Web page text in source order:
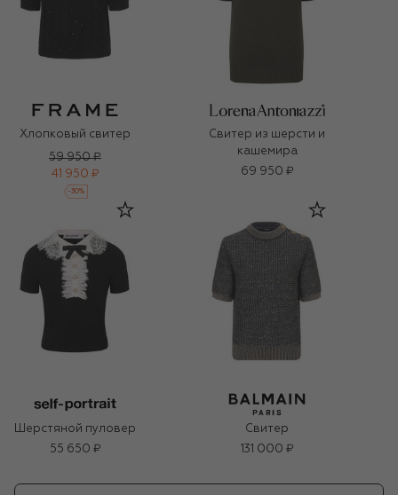
Хлопковый свитер
59 950 ₽
41 950 ₽
-30%
Свитер из шерсти и
кашемира
69 950 ₽
Шерстяной пуловер
55 650 ₽
Свитер
131 000 ₽